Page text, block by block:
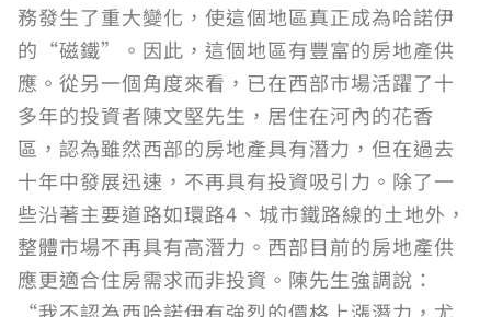
務發生了重大變化，使這個地區真正成為哈諾伊
的“磁鐵”。因此，這個地區有豐富的房地產供
應。從另一個角度來看，已在西部市場活躍了十
多年的投資者陳文堅先生，居住在河內的花香
區，認為雖然西部的房地產具有潛力，但在過去
十年中發展迅速，不再具有投資吸引力。除了一
些沿著主要道路如環路4、城市鐵路線的土地外，
整體市場不再具有高潛力。西部目前的房地產供
應更適合住房需求而非投資。陳先生強調說：